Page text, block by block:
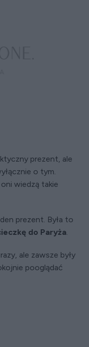
prezent, ale
o tym.
wiedzą takie
prezent. Była to
do Paryża.
ale zawsze były
pooglądać